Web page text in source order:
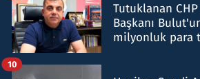
Tutuklanan
Başkanı
milyonluk para
10